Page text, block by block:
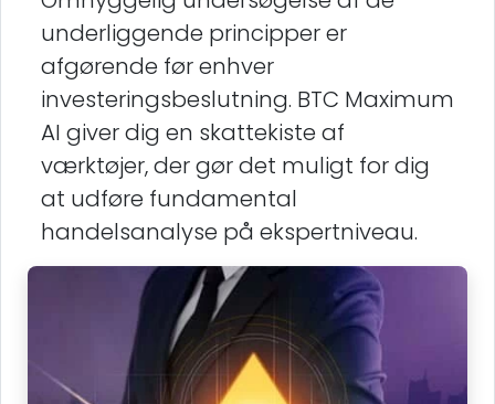
underliggende principper er
afgørende før enhver
investeringsbeslutning. BTC Maximum
AI giver dig en skattekiste af
værktøjer, der gør det muligt for dig
at udføre fundamental
handelsanalyse på ekspertniveau.